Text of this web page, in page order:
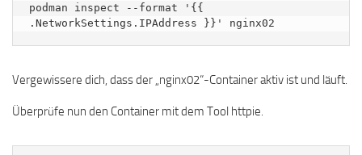
podman inspect --format '{{
.NetworkSettings.IPAddress }}' nginx02
Vergewissere dich, dass der „nginx02“-Container aktiv ist und läuft.
Überprüfe nun den Container mit dem Tool httpie.